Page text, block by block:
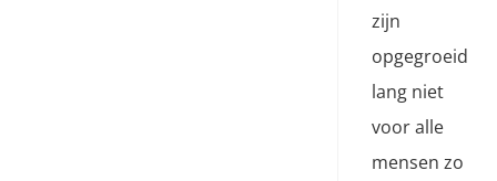
zijn
opgegroeid
lang niet
voor alle
mensen zo